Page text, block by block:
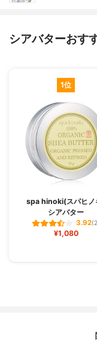
シアバターおす
1位
spa hinoki(スパヒノ
シアバター
3.92
¥1,080